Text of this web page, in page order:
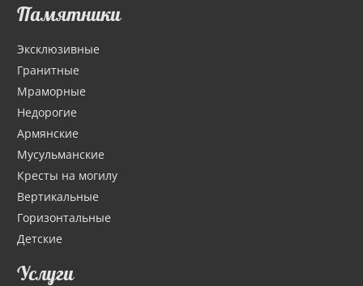
Памятники
Эксклюзивные
Гранитные
Мраморные
Недорогие
Армянские
Мусульманские
Кресты на могилу
Вертикальные
Горизонтальные
Детские
Услуги